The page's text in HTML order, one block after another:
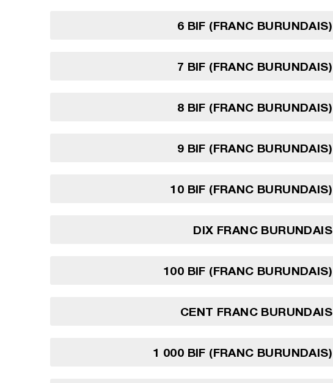
6 BIF (FRANC BURUNDAIS)
7 BIF (FRANC BURUNDAIS)
8 BIF (FRANC BURUNDAIS)
9 BIF (FRANC BURUNDAIS)
10 BIF (FRANC BURUNDAIS)
DIX FRANC BURUNDAIS
100 BIF (FRANC BURUNDAIS)
CENT FRANC BURUNDAIS
1 000 BIF (FRANC BURUNDAIS)